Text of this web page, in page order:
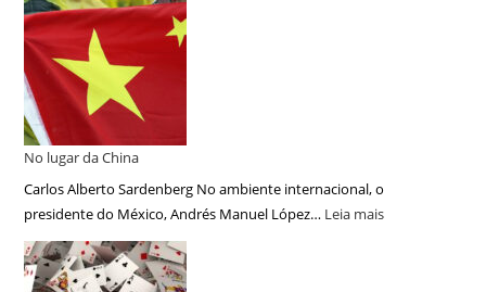
No lugar da China
Carlos Alberto Sardenberg No ambiente internacional, o
presidente do México, Andrés Manuel López… Leia mais